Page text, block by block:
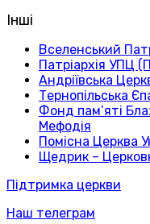
Інші
Вселенський
Патріархія УПЦ
Андріївська
Тернопільська
Фонд пам’яті
Мефодія
Помісна Церква
Щедрик –
Підтримка церкви
Наш телеграм